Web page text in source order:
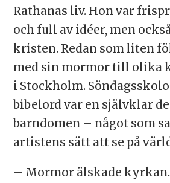
Rathanas liv. Hon var
och full av idéer, men
kristen. Redan som liten
med sin mormor till olika
i Stockholm.
bibelord var en självklar
barndomen – något som
artistens sätt att se på
– Mormor älskade